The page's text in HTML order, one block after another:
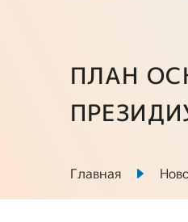
ПЛАН
Главная